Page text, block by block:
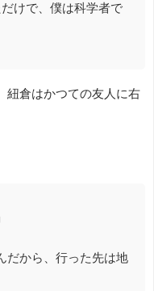
けで、僕は科学者で
紐倉はかつての友人に右
だから、行った先は地